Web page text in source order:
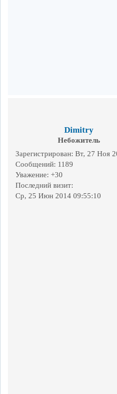
Dimitry
Небожитель
Зарегистрирован: Вт, 27 Ноя
Сообщений: 1189
Уважение: +30
Последний визит:
Ср, 25 Июн 2014 09:55:10